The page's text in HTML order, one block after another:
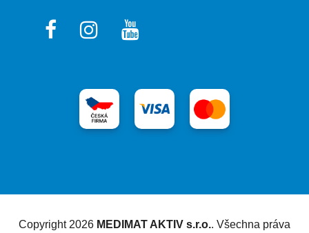
Copyright 2026 MEDIMAT AKTIV s.r.o.. Všechna práva